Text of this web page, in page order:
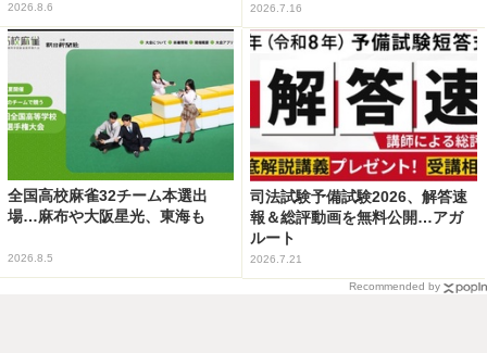
2026.8.6 2026.7.16
全国高校麻雀32チーム本選出
場…麻布や大阪星光、東海も
2026.8.5
司法試験予備試験2026、解答速
報＆総評動画を無料公開…アガ
ルート
2026.7.21
Recommended by